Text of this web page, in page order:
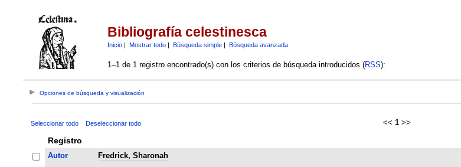
Bibliografía celestinesca
Inicio| Mostrar todo| Búsqueda simple| Búsqueda avanzada
1–1 de 1 registro encontrado(s) con los criterios de búsqueda introducidos (RSS):
Opciones de búsqueda y visualización
Seleccionar todo Deseleccionar todo << 1 >>
Registro
Autor
Fredrick, Sharonah